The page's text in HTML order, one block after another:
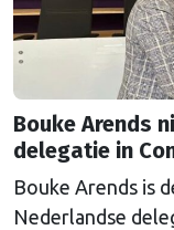
Bouke Arends
delegatie in
Bouke Arends is
Nederlandse